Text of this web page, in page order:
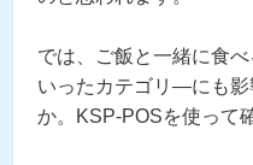
では、
ご飯と一緒に食
いったカテゴリ―にも影
か。KSP-POSを使って